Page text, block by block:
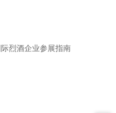
烈酒企业参展指南